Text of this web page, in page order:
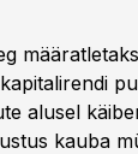
alusel
kauba